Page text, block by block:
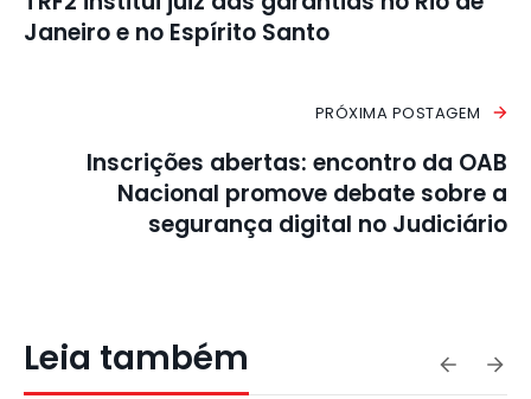
Janeiro e no Espírito Santo
PRÓXIMA POSTAGEM
Inscrições abertas: encontro da OAB
Nacional promove debate sobre a
segurança digital no Judiciário
Leia também